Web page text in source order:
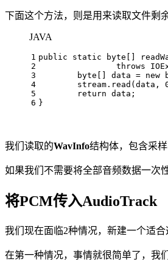
下面这个方法，则是用来读取文件剩
JAVA
1
2
3
4
5
6
public static byte []
throws
byte [] data = new
	stream.read(data,
return data;
}
我们读取的WavInfo结构体，包含采
如果我们不需要将全部音频数据一次
将PCM传入AudioTrack
我们现在面临2种情况，新建一个适合
在第一种情况，事情就很简单了，我